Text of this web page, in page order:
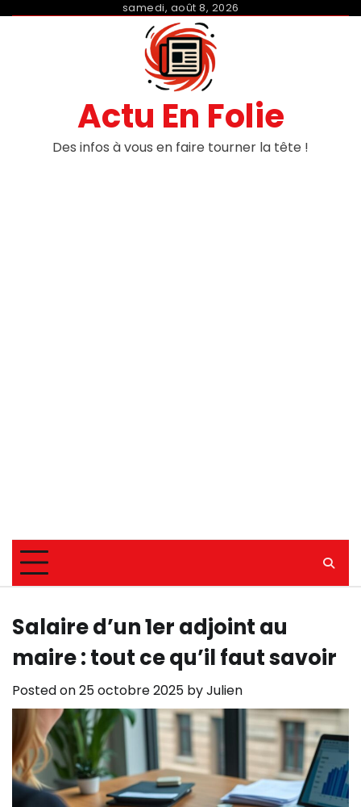
samedi, août 8, 2026
Actu En Folie
Des infos à vous en faire tourner la tête !
Salaire d’un 1er adjoint au
maire : tout ce qu’il faut savoir
Posted on25 octobre 2025 byJulien